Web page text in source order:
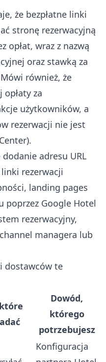
że bezpłatne linki
stronę rezerwacyjną
opłat, wraz z nazwą
oraz stawką za
również, że
opłaty za
użytkowników, a
rezerwacji nie jest
).
adresu URL
linki rezerwacji
landing pages
poprzez Google Hotel
rezerwacyjny,
managera lub
dostawców te
Dowód,
którego
potrzebujesz
Konfiguracja